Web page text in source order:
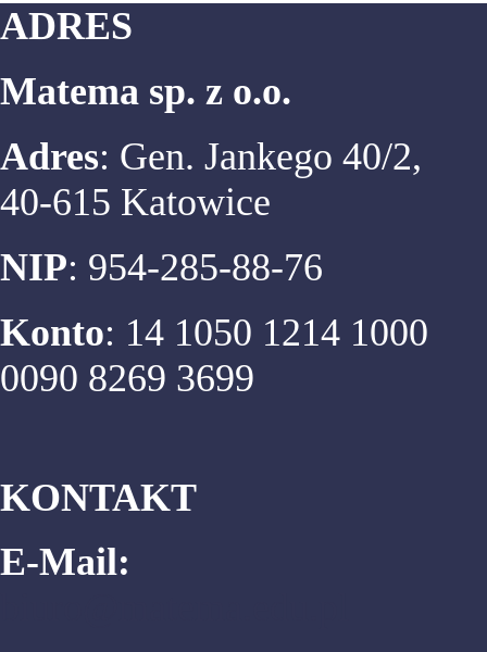
ADRES
Matema sp. z o.o.
Adres: Gen. Jankego 40/2,
40-615 Katowice
NIP: 954-285-88-76
Konto: 14 1050 1214 1000
0090 8269 3699
KONTAKT
E-Mail: